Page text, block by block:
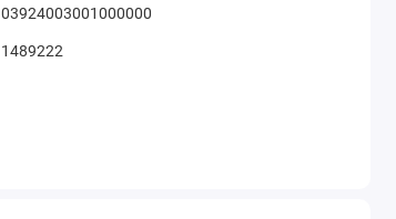
03924003001000000
1489222